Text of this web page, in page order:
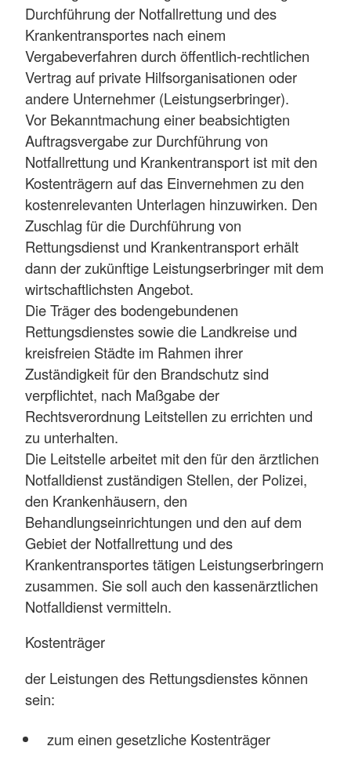
Durchführung der Notfallrettung und des
Krankentransportes nach einem
Vergabeverfahren durch öffentlich-rechtlichen
Vertrag auf private Hilfsorganisationen oder
andere Unternehmer (Leistungserbringer).
Vor Bekanntmachung einer beabsichtigten
Auftragsvergabe zur Durchführung von
Notfallrettung und Krankentransport ist mit den
Kostenträgern auf das Einvernehmen zu den
kostenrelevanten Unterlagen hinzuwirken. Den
Zuschlag für die Durchführung von
Rettungsdienst und Krankentransport erhält
dann der zukünftige Leistungserbringer mit dem
wirtschaftlichsten Angebot.
Die Träger des bodengebundenen
Rettungsdienstes sowie die Landkreise und
kreisfreien Städte im Rahmen ihrer
Zuständigkeit für den Brandschutz sind
verpflichtet, nach Maßgabe der
Rechtsverordnung Leitstellen zu errichten und
zu unterhalten.
Die Leitstelle arbeitet mit den für den ärztlichen
Notfalldienst zuständigen Stellen, der Polizei,
den Krankenhäusern, den
Behandlungseinrichtungen und den auf dem
Gebiet der Notfallrettung und des
Krankentransportes tätigen Leistungserbringern
zusammen. Sie soll auch den kassenärztlichen
Notfalldienst vermitteln.
Kostenträger
der Leistungen des Rettungsdienstes können
sein:
zum einen gesetzliche Kostenträger